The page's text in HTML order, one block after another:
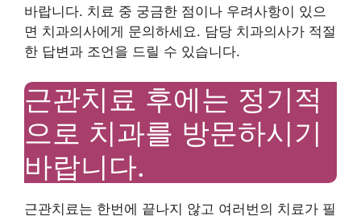
바랍니다. 치료 중 궁금한 점이나 우려사항이 있으
면 치과의사에게 문의하세요. 담당 치과의사가 적절
한 답변과 조언을 드릴 수 있습니다.
근관치료 후에는 정기적
으로 치과를 방문하시기
바랍니다.
근관치료는 한번에 끝나지 않고 여러번의 치료가 필